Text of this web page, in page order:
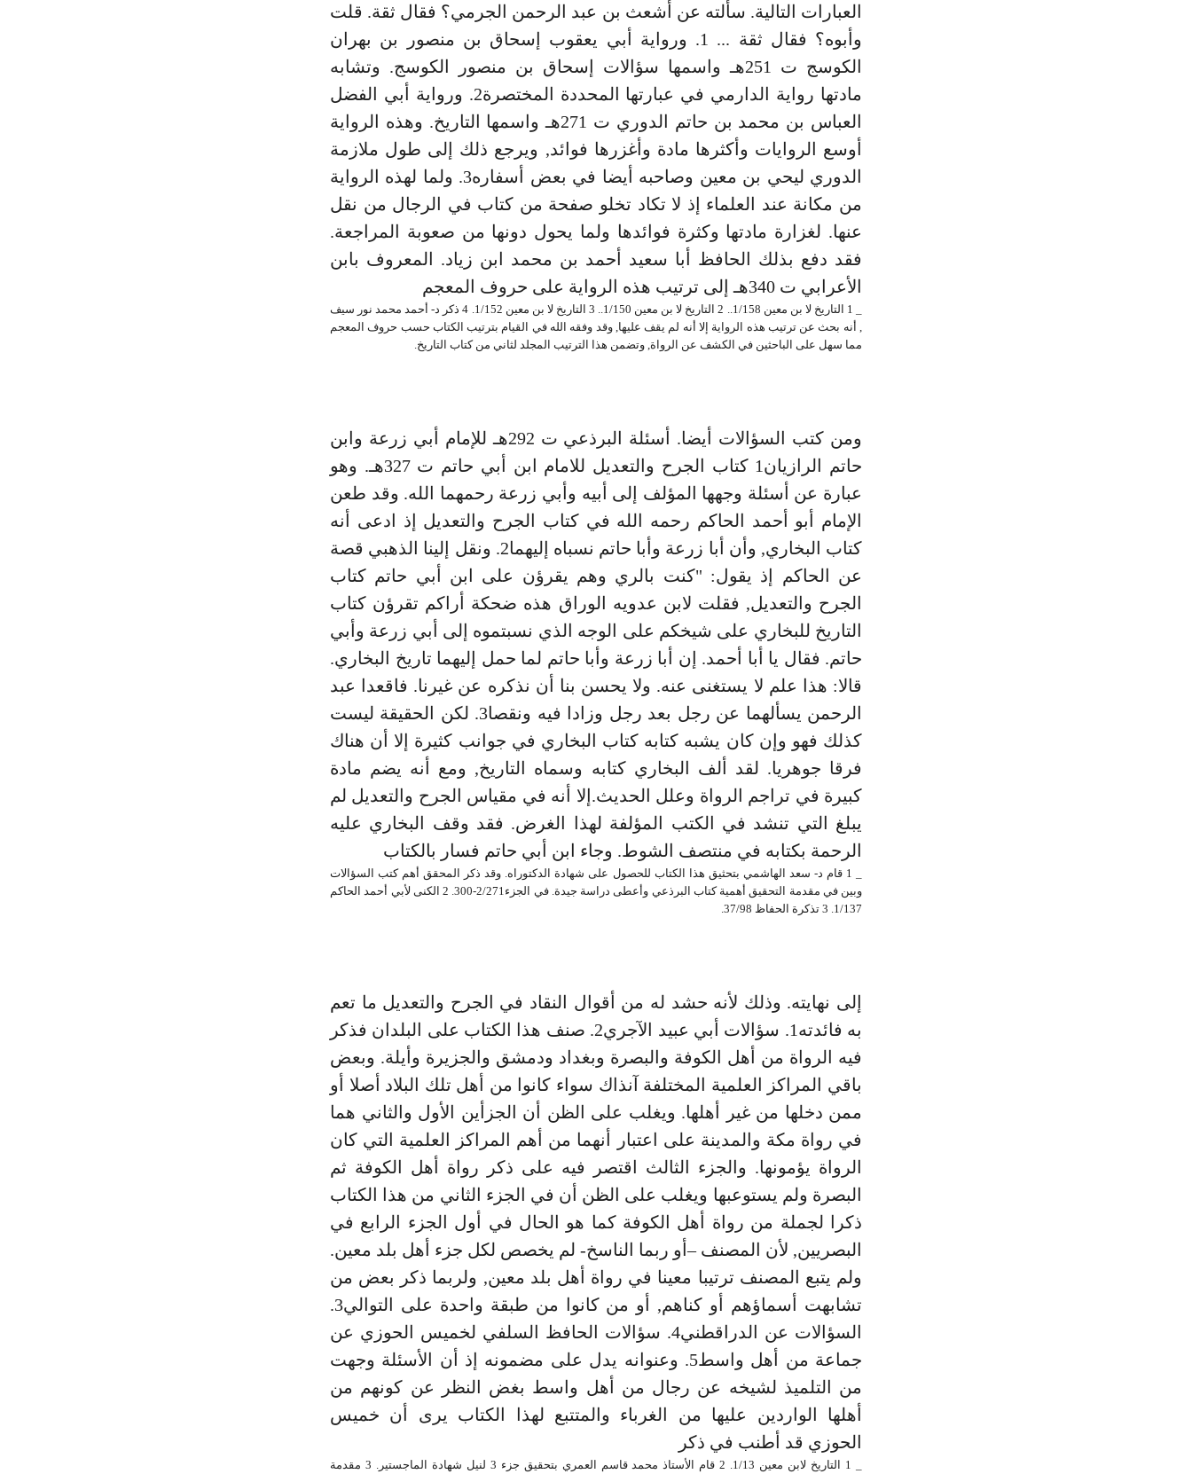
العبارات التالية. سألته عن أشعث بن عبد الرحمن الجرمي؟ فقال ثقة. قلت
وأبوه؟ فقال ثقة ... 1. ورواية أبي يعقوب إسحاق بن منصور بن بهران
الكوسج ت 251هـ واسمها سؤالات إسحاق بن منصور الكوسج. وتشابه
مادتها رواية الدارمي في عبارتها المحددة المختصرة2. ورواية أبي الفضل
العباس بن محمد بن حاتم الدوري ت 271هـ واسمها التاريخ. وهذه الرواية
أوسع الروايات وأكثرها مادة وأغزرها فوائد, ويرجع ذلك إلى طول ملازمة
الدوري ليحي بن معين وصاحبه أيضا في بعض أسفاره3. ولما لهذه الرواية
من مكانة عند العلماء إذ لا تكاد تخلو صفحة من كتاب في الرجال من نقل
عنها. لغزارة مادتها وكثرة فوائدها ولما يحول دونها من صعوبة المراجعة.
فقد دفع بذلك الحافظ أبا سعيد أحمد بن محمد ابن زياد. المعروف بابن
الأعرابي ت 340هـ إلى ترتيب هذه الرواية على حروف المعجم
_ 1 التاريخ لا بن معين 1/158.. 2 التاريخ لا بن معين 1/150.. 3 التاريخ لا بن معين 1/152. 4 ذكر د- أحمد محمد نور سيف
, أنه بحث عن ترتيب هذه الرواية إلا أنه لم يقف عليها, وقد وفقه الله في القيام بترتيب الكتاب حسب حروف المعجم
مما سهل على الباحثين في الكشف عن الرواة, وتضمن هذا الترتيب المجلد لثاني من كتاب التاريخ.
ومن كتب السؤالات أيضا. أسئلة البرذعي ت 292هـ للإمام أبي زرعة وابن
حاتم الرازيان1 كتاب الجرح والتعديل للامام ابن أبي حاتم ت 327هـ. وهو
عبارة عن أسئلة وجهها المؤلف إلى أبيه وأبي زرعة رحمهما الله. وقد طعن
الإمام أبو أحمد الحاكم رحمه الله في كتاب الجرح والتعديل إذ ادعى أنه
كتاب البخاري, وأن أبا زرعة وأبا حاتم نسباه إليهما2. ونقل إلينا الذهبي قصة
عن الحاكم إذ يقول: "كنت بالري وهم يقرؤن على ابن أبي حاتم كتاب
الجرح والتعديل, فقلت لابن عدويه الوراق هذه ضحكة أراكم تقرؤن كتاب
التاريخ للبخاري على شيخكم على الوجه الذي نسبتموه إلى أبي زرعة وأبي
حاتم. فقال يا أبا أحمد. إن أبا زرعة وأبا حاتم لما حمل إليهما تاريخ البخاري.
قالا: هذا علم لا يستغنى عنه. ولا يحسن بنا أن نذكره عن غيرنا. فاقعدا عبد
الرحمن يسألهما عن رجل بعد رجل وزادا فيه ونقصا3. لكن الحقيقة ليست
كذلك فهو وإن كان يشبه كتابه كتاب البخاري في جوانب كثيرة إلا أن هناك
فرقا جوهريا. لقد ألف البخاري كتابه وسماه التاريخ, ومع أنه يضم مادة
كبيرة في تراجم الرواة وعلل الحديث.إلا أنه في مقياس الجرح والتعديل لم
يبلغ التي تنشد في الكتب المؤلفة لهذا الغرض. فقد وقف البخاري عليه
الرحمة بكتابه في منتصف الشوط. وجاء ابن أبي حاتم فسار بالكتاب
_ 1 قام د- سعد الهاشمي بتحثيق هذا الكتاب للحصول على شهادة الدكتوراه. وقد ذكر المحقق أهم كتب السؤالات
وبين في مقدمة التحقيق أهمية كتاب البرذعي وأعطى دراسة جيدة. في الجزء2/271-300. 2 الكنى لأبي أحمد الحاكم
1/137. 3 تذكرة الحفاظ 37/98.
إلى نهايته. وذلك لأنه حشد له من أقوال النقاد في الجرح والتعديل ما تعم
به فائدته1. سؤالات أبي عبيد الآجري2. صنف هذا الكتاب على البلدان فذكر
فيه الرواة من أهل الكوفة والبصرة وبغداد ودمشق والجزيرة وأيلة. وبعض
باقي المراكز العلمية المختلفة آنذاك سواء كانوا من أهل تلك البلاد أصلا أو
ممن دخلها من غير أهلها. ويغلب على الظن أن الجزأين الأول والثاني هما
في رواة مكة والمدينة على اعتبار أنهما من أهم المراكز العلمية التي كان
الرواة يؤمونها. والجزء الثالث اقتصر فيه على ذكر رواة أهل الكوفة ثم
البصرة ولم يستوعبها ويغلب على الظن أن في الجزء الثاني من هذا الكتاب
ذكرا لجملة من رواة أهل الكوفة كما هو الحال في أول الجزء الرابع في
البصريين, لأن المصنف –أو ربما الناسخ- لم يخصص لكل جزء أهل بلد معين.
ولم يتبع المصنف ترتيبا معينا في رواة أهل بلد معين, ولربما ذكر بعض من
تشابهت أسماؤهم أو كناهم, أو من كانوا من طبقة واحدة على التوالي3.
السؤالات عن الدراقطني4. سؤالات الحافظ السلفي لخميس الحوزي عن
جماعة من أهل واسط5. وعنوانه يدل على مضمونه إذ أن الأسئلة وجهت
من التلميذ لشيخه عن رجال من أهل واسط بغض النظر عن كونهم من
أهلها الواردين عليها من الغرباء والمتتبع لهذا الكتاب يرى أن خميس
الحوزي قد أطنب في ذكر
_ 1 التاريخ لابن معين 1/13. 2 قام الأستاذ محمد قاسم العمري بتحقيق جزء 3 لنيل شهادة الماجستير. 3 مقدمة